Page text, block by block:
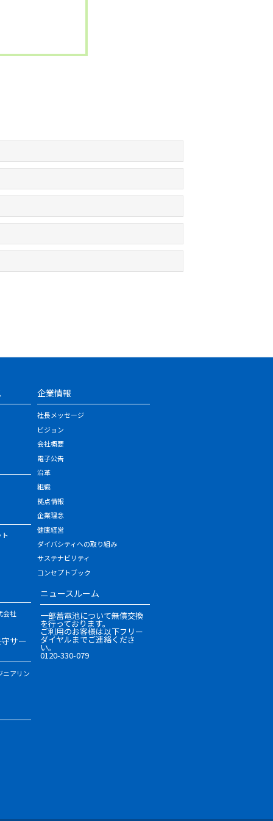
会社
サー
ニアリン
企業情報
社長メッセージ
ビジョン
会社概要
電子公告
沿革
組織
拠点情報
企業理念
健康経営
ダイバシティへの取り組み
サステナビリティ
コンセプトブック
ニュースルーム
一部蓄電池について無償交換
を行っております。
ご利用のお客様は以下フリー
ダイヤルまでご連絡くださ
い。
0120-330-079